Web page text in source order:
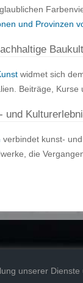
und Provinzen
widmet sich
Beiträge,
und
verbindet kunst-
die
unserer